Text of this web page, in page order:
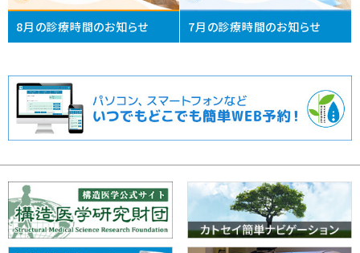
8月の診療時間のお知らせ 7月の診療時間のお知らせ